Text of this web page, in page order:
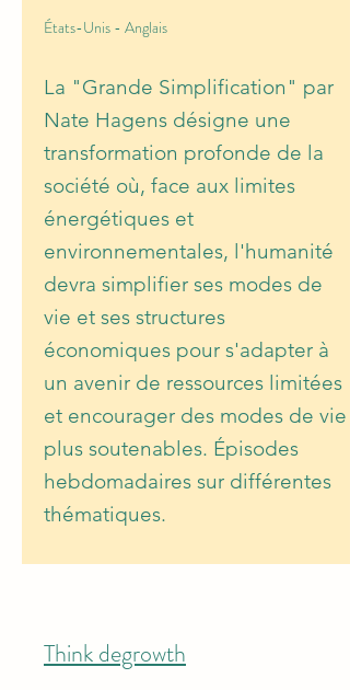
États-Unis - Anglais
La "Grande Simplification" par
Nate Hagens désigne une
transformation profonde de la
société où, face aux limites
énergétiques et
environnementales, l'humanité
devra simplifier ses modes de
vie et ses structures
économiques pour s'adapter à
un avenir de ressources limitées
et encourager des modes de vie
plus soutenables. Épisodes
hebdomadaires sur différentes
thématiques.
Think degrowth